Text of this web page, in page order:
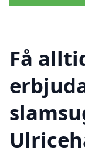
Få